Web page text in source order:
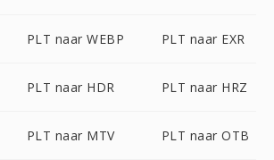
PLT naar WEBP PLT naar EXR
PLT naar HDR PLT naar HRZ
PLT naar MTV PLT naar OTB